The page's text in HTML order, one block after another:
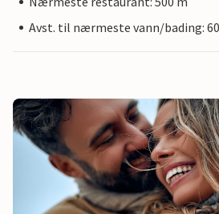
Avst. til nærmeste vann/bading: